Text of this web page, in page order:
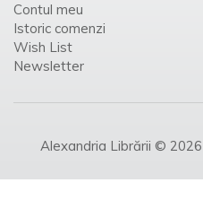
Contul meu
Istoric comenzi
Wish List
Newsletter
Alexandria Librării © 2026